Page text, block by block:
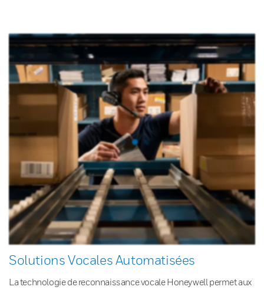
Solutions Vocales Automatisées
La technologie de reconnaissance vocale Honeywell permet aux